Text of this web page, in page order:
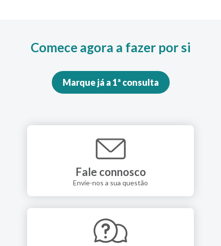
Comece agora a fazer por si
Marque já a 1ª consulta
Fale connosco
Envie-nos a sua questão